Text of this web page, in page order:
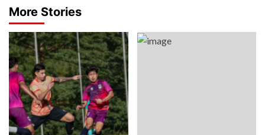
More Stories